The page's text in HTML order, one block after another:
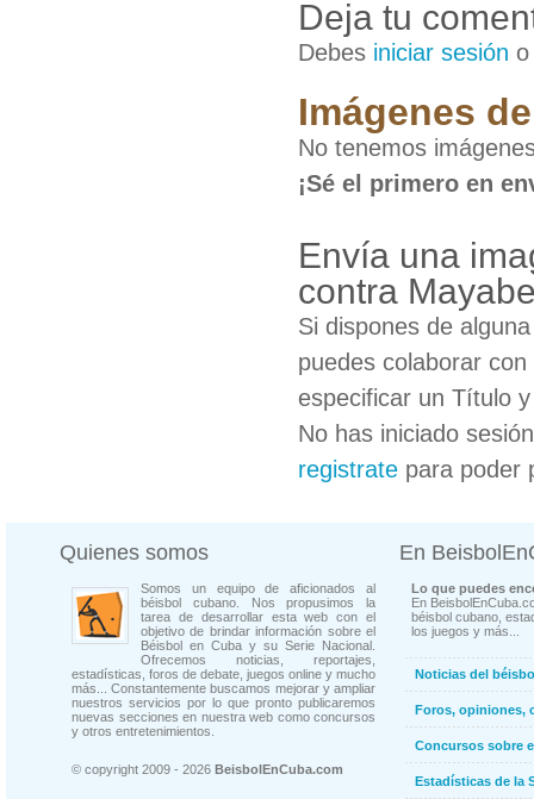
Deja tu
Debes iniciar sesión
Imágenes
No tenemos
¡Sé el primero en
Envía una
contra
Si dispones de
puedes colaborar
especificar un Título
No has iniciado
registrate para poder
Quienes somos
Somos un equipo de aficionados al
béisbol cubano. Nos propusimos la
tarea de desarrollar esta web con el
objetivo de brindar información sobre el
Béisbol en Cuba y su Serie Nacional.
Ofrecemos noticias, reportajes,
estadísticas, foros de debate, juegos online y mucho
más... Constantemente buscamos mejorar y ampliar
nuestros servicios por lo que pronto publicaremos
nuevas secciones en nuestra web como concursos
y otros entretenimientos.
© copyright 2009 - 2026 BeisbolEnCuba.com
En
Lo que puedes
En
béisbol cubano,
los juegos y más...
Noticias del
Foros, opiniones,
Concursos sobre
Estadísticas de la